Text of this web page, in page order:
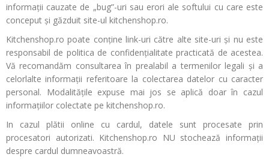
informații cauzate de „bug”-uri sau erori ale softului cu care este
conceput şi găzduit site-ul kitchenshop.ro.
Kitchenshop.ro poate conține link-uri către alte site-uri și nu este
responsabil de politica de confidențialitate practicată de acestea.
Vă recomandăm consultarea în prealabil a termenilor legali şi a
celorlalte informații referitoare la colectarea datelor cu caracter
personal. Modalitățile expuse mai jos se aplică doar în cazul
informațiilor colectate pe kitchenshop.ro.
In cazul plătii online cu cardul, datele sunt procesate prin
procesatori autorizati. Kitchenshop.ro NU stochează informații
despre cardul dumneavoastră.